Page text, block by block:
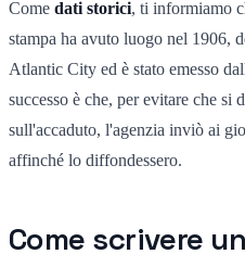
Come dati storici, ti informiamo
stampa ha avuto luogo nel 1906,
Atlantic City ed è stato emesso
successo è che, per evitare che si
sull'accaduto, l'agenzia inviò ai
affinché lo diffondessero.
Come scrivere